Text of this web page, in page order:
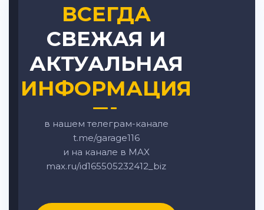
ВСЕГДА
СВЕЖАЯ И
АКТУАЛЬНАЯ
ИНФОРМАЦИЯ
в нашем телеграм-канале
t.me/garage116
и на канале в MAX
max.ru/id165505232412_biz